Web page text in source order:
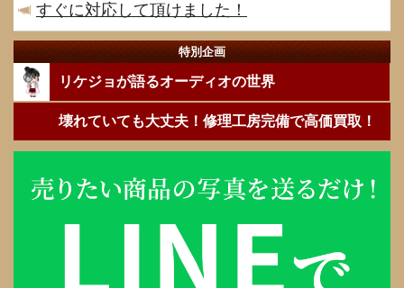
すぐに対応して頂けました！
特別企画
リケジョが語るオーディオの世界
壊れていても大丈夫！修理工房完備で高価買取！